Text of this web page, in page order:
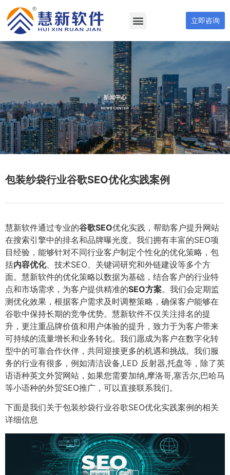
立即咨询
包装纱袋行业谷歌SEO优化实践案例
慧新软件通过专业的谷歌SEO优化实践，帮助客户提升网站
在搜索引擎中的排名和品牌曝光度。我们拥有丰富的SEO项
目经验，能够针对不同行业客户制定个性化的优化策略，包
括内容优化、技术SEO、关键词研究和外链建设等多个方
面。慧新软件的优化策略以数据为基础，结合客户的行业特
点和市场需求，为客户提供精准的SEO方案。我们会定期监
测优化效果，根据客户需求及时调整策略，确保客户能够在
谷歌中保持长期的竞争优势。慧新软件不仅关注排名的提
升，更注重品牌价值和用户体验的提升，致力于为客户带来
可持续的流量增长和业务转化。我们愿成为客户在数字化转
型中的可靠合作伙伴，共同迎接更多的机遇和挑战。我们服
务的行业有很多，例如清洁设备,LED 反射器,托盘等，除了英
语语种英文外贸网站，如果您需要加纳,摩洛哥,塞舌尔,巴哈马
等小语种的外贸SEO推广，可以直接联系我们。
下面是我们关于包装纱袋行业谷歌SEO优化实践案例的相关
详细信息